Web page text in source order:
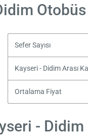
Sefer Sayısı
Kayseri - Didim Arası
Ortalama Fiyat
-